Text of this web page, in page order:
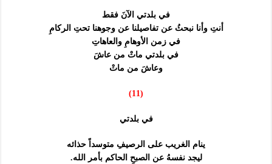
في بلدتي الآنَ فقط
أنتِ وأنا نبحثُ عن تفاصيلنا عن وجوهنا تحتِ الركامِ
في زمن الأوهامِ والعاهاتِ
في بلدتي ماتْ من عاشَ
وعاشَ من ماتْ
(11)
في بلدتي
ينام الغريب على الرصيفِ متوسداً حذائه
ليجد نفسهُ عن الصبحِ الحاكم بأمر الله.